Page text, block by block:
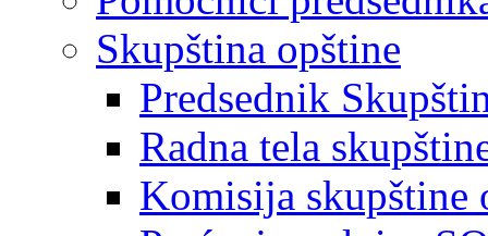
Skupština opštine
Predsednik
Radna tela
Komisija skupštine